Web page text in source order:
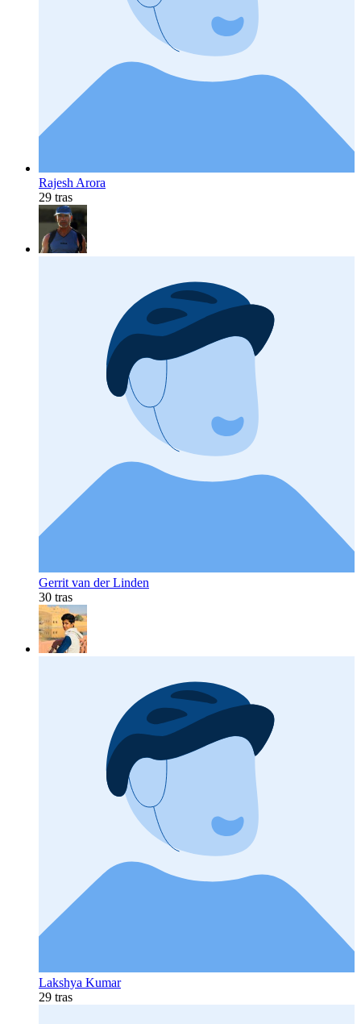
Rajesh Arora
29 tras
Gerrit van der Linden
30 tras
Lakshya Kumar
29 tras